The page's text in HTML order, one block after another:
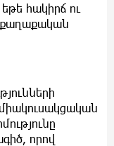
հակիրճ ու
քաղաքական
որով